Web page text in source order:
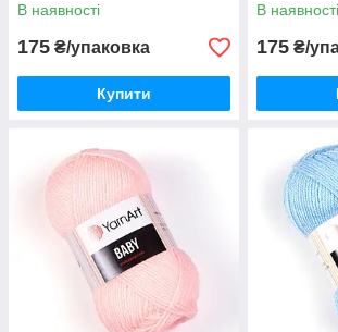
В наявності
175 ₴/упаковка
Купити
В наявності
175 ₴/